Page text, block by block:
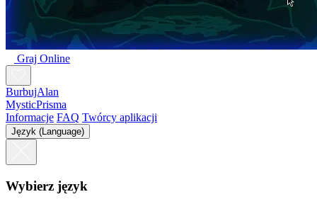
Graj Online
BurbujAlan
MysticPrisma
Informacje FAQ Twórcy aplikacji
Język (Language)
Wybierz język